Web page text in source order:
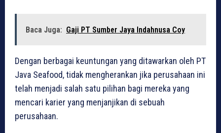
Baca Juga: Gaji PT Sumber Jaya Indahnusa Coy
Dengan berbagai keuntungan yang ditawarkan oleh PT
Java Seafood, tidak mengherankan jika perusahaan ini
telah menjadi salah satu pilihan bagi mereka yang
mencari karier yang menjanjikan di sebuah
perusahaan.